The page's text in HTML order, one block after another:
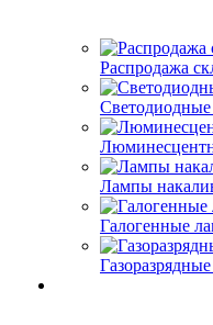
Распродажа
Лампы
Галогенные